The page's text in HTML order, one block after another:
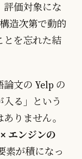
評価対象にな
造次第で動的
とを忘れた結
文の Yelp の
る」という
りません。
エンジンの
素が積になっ